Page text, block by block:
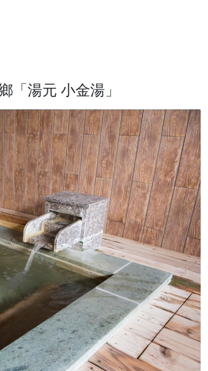
「湯元 小金湯」